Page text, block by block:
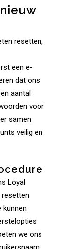
resetten,
een e-
dat ons
aantal
voor
samen
veilig en
Loyal
resetten
kunnen
we ons